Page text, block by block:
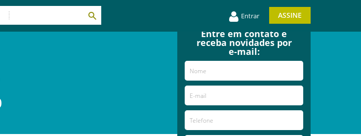
Entrar ASSINE
Entre em contato e
receba novidades por
e-mail: